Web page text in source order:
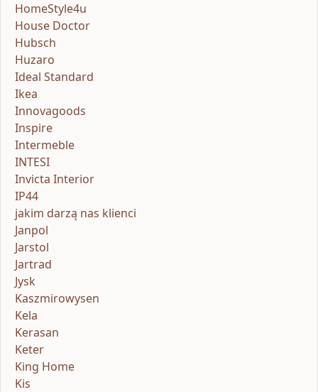
HomeStyle4u
House Doctor
Hubsch
Huzaro
Ideal Standard
Ikea
Innovagoods
Inspire
Intermeble
INTESI
Invicta Interior
IP44
jakim darzą nas klienci
Janpol
Jarstol
Jartrad
Jysk
Kaszmirowysen
Kela
Kerasan
Keter
King Home
Kis